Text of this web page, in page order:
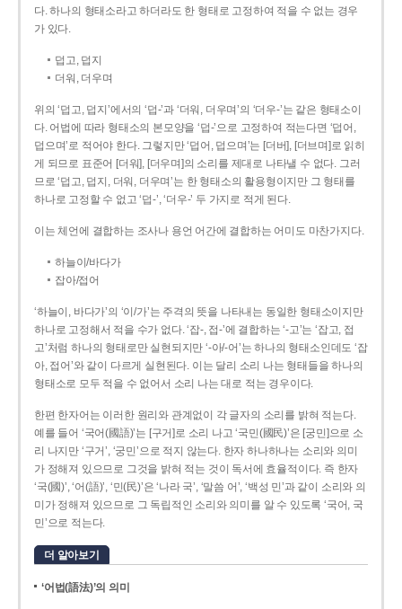
다. 하나의 형태소라고 하더라도 한 형태로 고정하여 적을 수 없는 경우
가 있다.
덥고, 덥지
더워, 더우며
위의 ‘덥고, 덥지’에서의 ‘덥-­’과 ‘더워, 더우며’의 ‘더우-­’는 같은 형태소이
다. 어법에 따라 형태소의 본모양을 ‘덥-­’으로 고정하여 적는다면 ‘덥어,
덥으며’로 적어야 한다. 그렇지만 ‘덥어, 덥으며’는 [더버], [더브며]로 읽히
게 되므로 표준어 [더워], [더우며]의 소리를 제대로 나타낼 수 없다. 그러
므로 ‘덥고, 덥지, 더워, 더우며’는 한 형태소의 활용형이지만 그 형태를
하나로 고정할 수 없고 ‘덥-’, ‘더우-’ 두 가지로 적게 된다.
이는 체언에 결합하는 조사나 용언 어간에 결합하는 어미도 마찬가지다.
하늘이/바다가
잡아/접어
‘하늘이, 바다가’의 ‘이/가’는 주격의 뜻을 나타내는 동일한 형태소이지만
하나로 고정해서 적을 수가 없다. ‘잡-, 접-’에 결합하는 ‘-고’는 ‘잡고, 접
고’처럼 하나의 형태로만 실현되지만 ‘-아/-어’는 하나의 형태소인데도 ‘잡
아, 접어’와 같이 다르게 실현된다. 이는 달리 소리 나는 형태들을 하나의
형태소로 모두 적을 수 없어서 소리 나는 대로 적는 경우이다.
한편 한자어는 이러한 원리와 관계없이 각 글자의 소리를 밝혀 적는다.
예를 들어 ‘국어(國語)’는 [구거]로 소리 나고 ‘국민(國民)’은 [궁민]으로 소
리 나지만 ‘구거’, ‘궁민’으로 적지 않는다. 한자 하나하나는 소리와 의미
가 정해져 있으므로 그것을 밝혀 적는 것이 독서에 효율적이다. 즉 한자
‘국(國)’, ‘어(語)’, ‘민(民)’은 ‘나라 국’, ‘말씀 어’, ‘백성 민’과 같이 소리와 의
미가 정해져 있으므로 그 독립적인 소리와 의미를 알 수 있도록 ‘국어, 국
민’으로 적는다.
더 알아보기
‘어법(語法)’의 의미